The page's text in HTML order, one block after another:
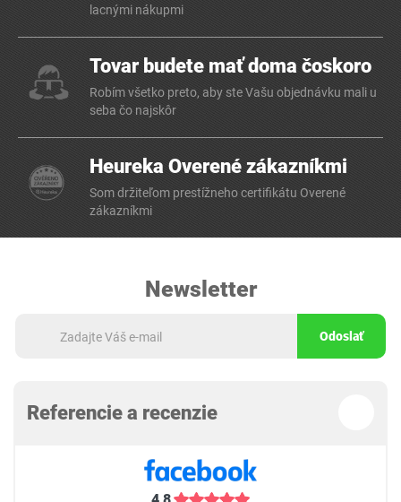
lacnými nákupmi
Tovar budete mať doma čoskoro
Robím všetko preto, aby ste Vašu objednávku mali u
seba čo najskôr
Heureka Overené zákazníkmi
Som držiteľom prestížneho certifikátu Overené
zákazníkmi
Newsletter
Odoslať
Referencie a recenzie